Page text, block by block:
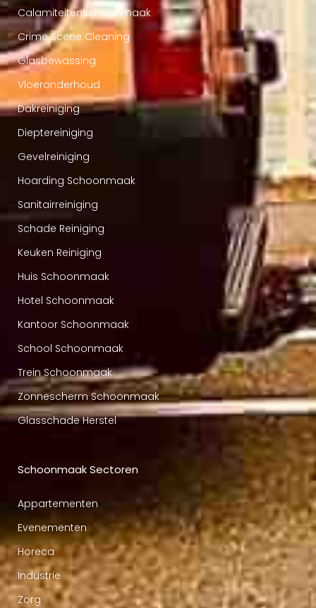
Calamiteitenschoonmaak
Crime Scene Cleaning
Glasbewassing
Vloeronderhoud
Dakreiniging
Dieptereiniging
Gevelreiniging
Hoarding Schoonmaak
Sanitairreiniging
Schade Reiniging
Keuken Reiniging
Huis Schoonmaak
Hotel Schoonmaak
Kantoor Schoonmaak
School Schoonmaak
Trein Schoonmaak
Zonnescherm Schoonmaak
Glasschade Herstel
Schoonmaak Sectoren
Appartementen
Evenementen
Horeca
Industrie
Zorg